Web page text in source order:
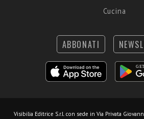
Cucina
ABBONATI
Visibilia Editrice S.r.l. con sede in Via Privata